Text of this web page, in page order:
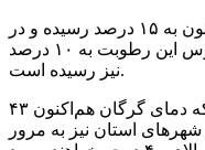
وی افزود: درصد رطوبت استان هم‌اکنون به ۱۵ درصد رسیده و در
شهرستان‌های اینچه برون و گنبد کاووس این رطوبت به ۱۰ درصد
نیز رسیده است.
مدیرکل هواشناسی گلستان با بیان اینکه دمای گرگان هم‌اکنون ۴۳
استان نیز به مرور